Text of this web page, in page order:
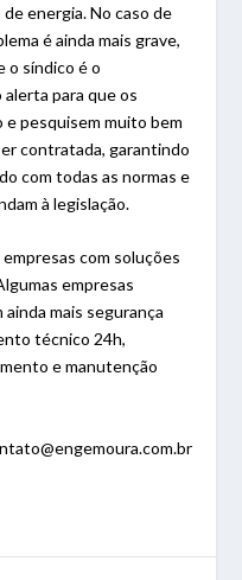
energia. No caso de
é ainda mais grave,
o síndico é o
alerta para que os
e pesquisem muito bem
contratada, garantindo
com todas as normas e
à legislação.
com soluções
empresas
mais segurança
técnico 24h,
e manutenção